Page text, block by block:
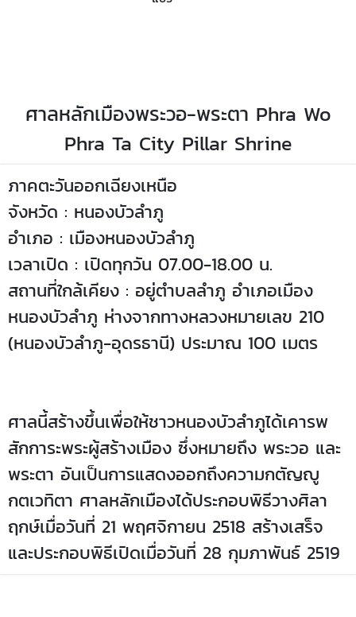
ศาลหลักเมืองพระวอ-พระตา Phra Wo
Phra Ta City Pillar Shrine
ภาคตะวันออกเฉียงเหนือ
จังหวัด : หนองบัวลำภู
อำเภอ : เมืองหนองบัวลำภู
เวลาเปิด : เปิดทุกวัน 07.00-18.00 น.
สถานที่ใกล้เคียง : อยู่ตำบลลำภู อำเภอเมือง
หนองบัวลำภู ห่างจากทางหลวงหมายเลข 210
(หนองบัวลำภู-อุดรธานี) ประมาณ 100 เมตร
ศาลนี้สร้างขึ้นเพื่อให้ชาวหนองบัวลำภูได้เคารพ
สักการะพระผู้สร้างเมือง ซึ่งหมายถึง พระวอ และ
พระตา อันเป็นการแสดงออกถึงความกตัญญู
กตเวทิตา ศาลหลักเมืองได้ประกอบพิธีวางศิลา
ฤกษ์เมื่อวันที่ 21 พฤศจิกายน 2518 สร้างเสร็จ
และประกอบพิธีเปิดเมื่อวันที่ 28 กุมภาพันธ์ 2519